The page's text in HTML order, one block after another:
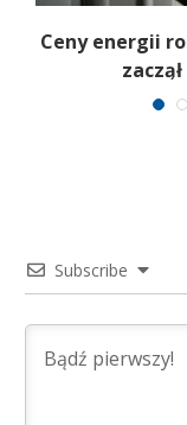
Ceny energii
Subscribe